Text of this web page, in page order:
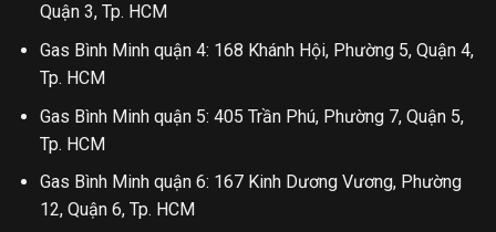
Quận 3, Tp. HCM
Gas Bình Minh quận 4: 168 Khánh Hội, Phường 5, Quận 4,
Tp. HCM
Gas Bình Minh quận 5: 405 Trần Phú, Phường 7, Quận 5,
Tp. HCM
Gas Bình Minh quận 6: 167 Kinh Dương Vương, Phường
12, Quận 6, Tp. HCM